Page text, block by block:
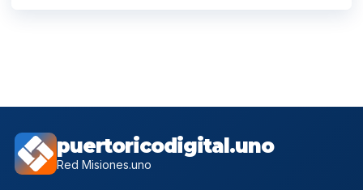
puertoricodigital.uno
Red Misiones.uno